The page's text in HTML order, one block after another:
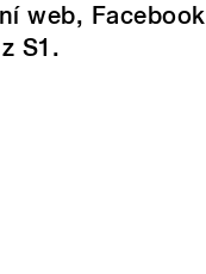
web, Facebook
S1.